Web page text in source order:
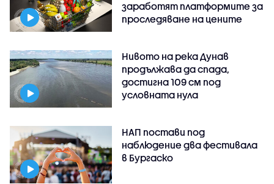
заработят платформите за
проследяване на цените
Нивото на река Дунав
продължава да спада,
достигна 109 см под
условната нула
НАП постави под
наблюдение два фестивала
в Бургаско